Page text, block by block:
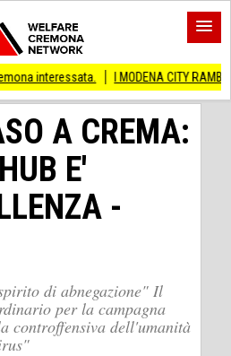
I MODENA CITY RAMBLERS ARRIVANO
A CREMA:
E'
-
di abnegazione" Il
per la campagna
controffensiva dell'umanità